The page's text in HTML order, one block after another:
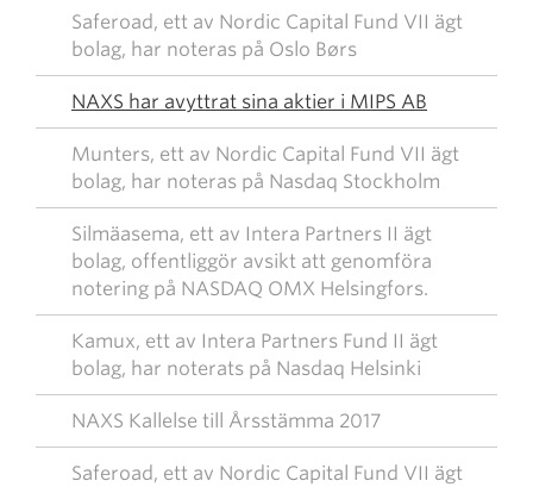
Saferoad, ett av Nordic Capital Fund VII ägt
bolag, har noteras på Oslo Børs
NAXS har avyttrat sina aktier i MIPS AB
Munters, ett av Nordic Capital Fund VII ägt
bolag, har noteras på Nasdaq Stockholm
Silmäasema, ett av Intera Partners II ägt
bolag, offentliggör avsikt att genomföra
notering på NASDAQ OMX Helsingfors.
Kamux, ett av Intera Partners Fund II ägt
bolag, har noterats på Nasdaq Helsinki
NAXS Kallelse till Årsstämma 2017
Saferoad, ett av Nordic Capital Fund VII ägt